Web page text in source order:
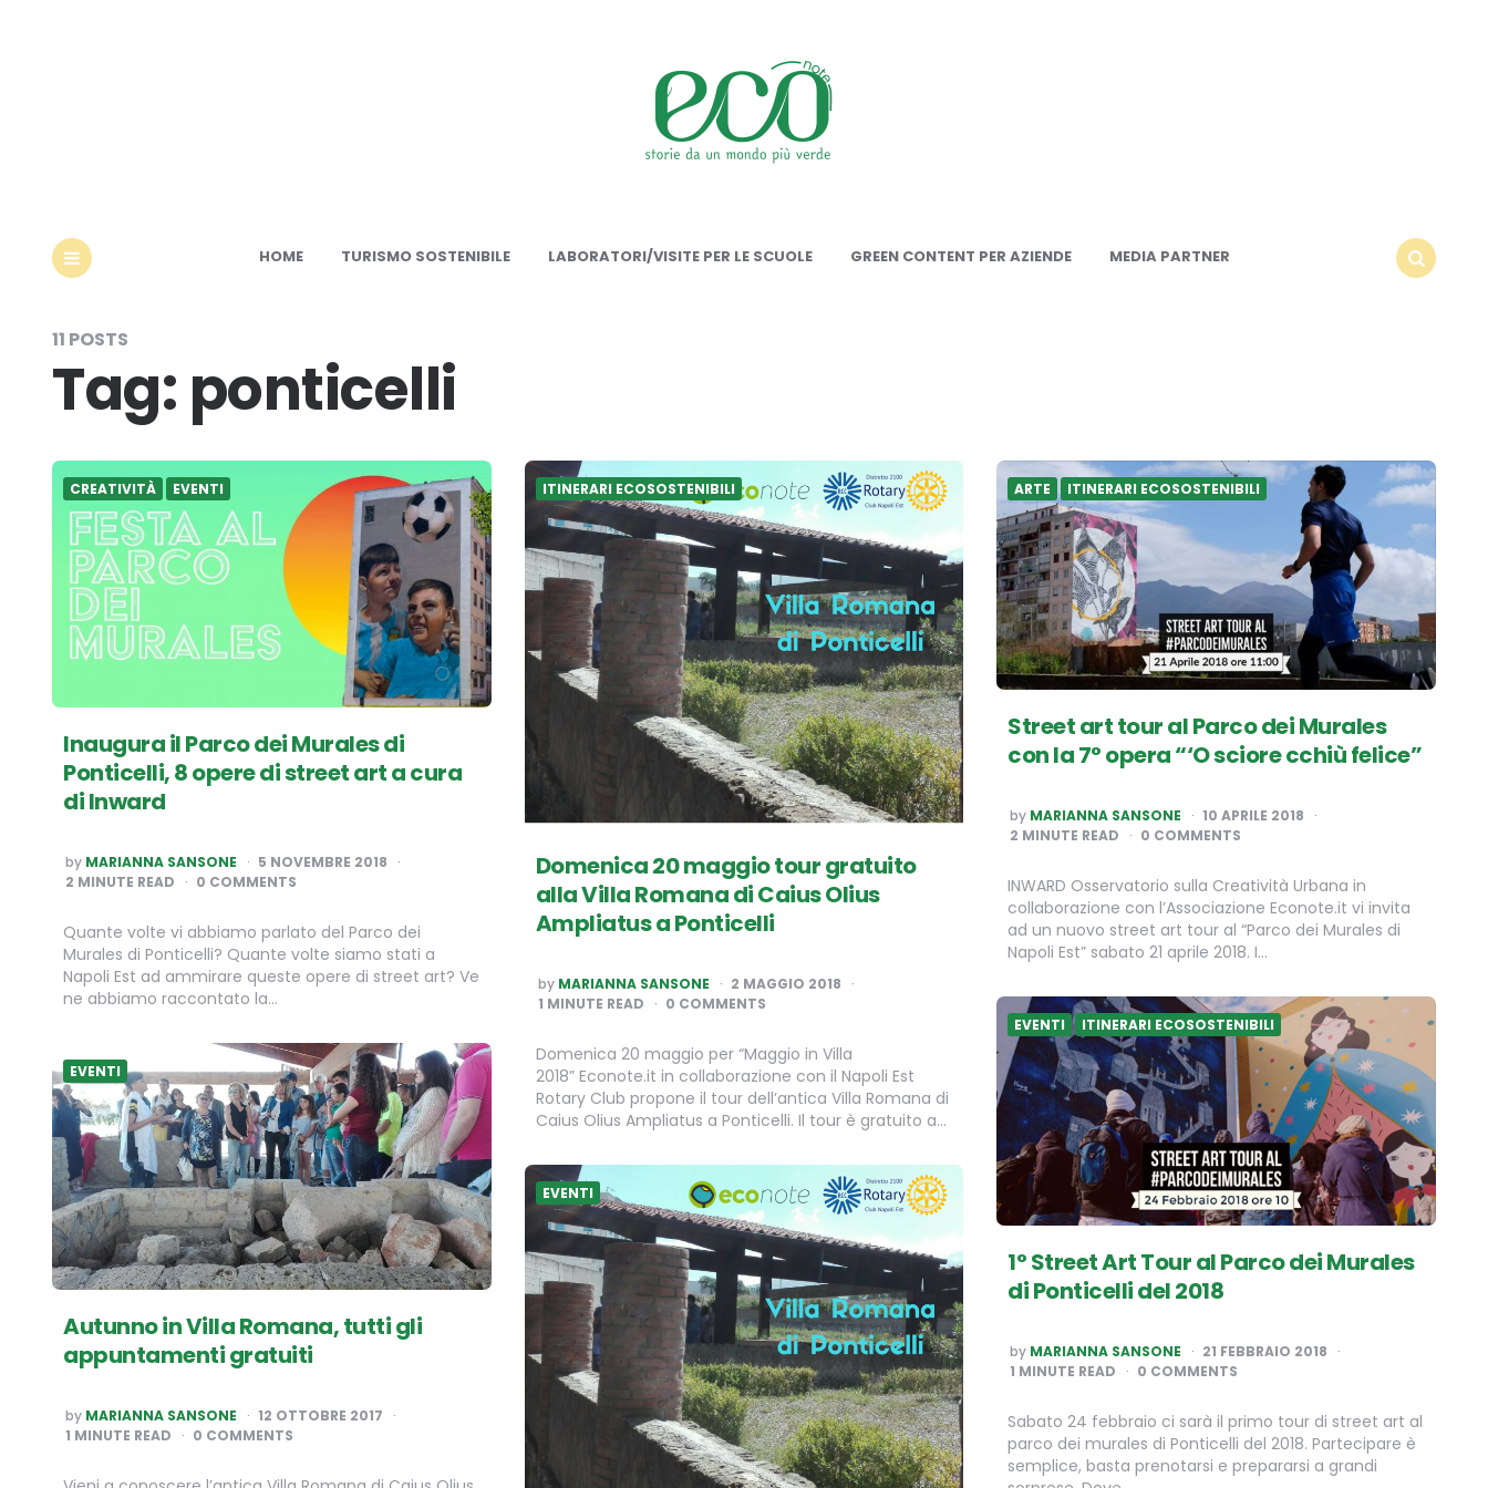
HOME TURISMO SOSTENIBILE LABORATORI/VISITE PER LE SCUOLE GREEN CONTENT PER AZIENDE
MEDIA PARTNER
11 POSTS
Tag: ponticelli
CREATIVITÀ EVENTI
Inaugura il Parco dei Murales di
Ponticelli, 8 opere di street art a cura
di Inward
POSTED
BY
by MARIANNA SANSONE
5 NOVEMBRE 2018
2 MINUTE READ 0 COMMENTS
Quante volte vi abbiamo parlato del Parco dei
Murales di Ponticelli? Quante volte siamo stati a
Napoli Est ad ammirare queste opere di street art? Ve
ne abbiamo raccontato la…
ITINERARI ECOSOSTENIBILI
Domenica 20 maggio tour gratuito
alla Villa Romana di Caius Olius
Ampliatus a Ponticelli
POSTED
BY
by MARIANNA SANSONE
2 MAGGIO 2018
1 MINUTE READ 0 COMMENTS
Domenica 20 maggio per “Maggio in Villa
2018” Econote.it in collaborazione con il Napoli Est
Rotary Club propone il tour dell’antica Villa Romana di
Caius Olius Ampliatus a Ponticelli. Il tour è gratuito a…
ARTE ITINERARI ECOSOSTENIBILI
Street art tour al Parco dei Murales
con la 7° opera “‘O sciore cchiù felice”
POSTED
BY
by MARIANNA SANSONE
10 APRILE 2018
2 MINUTE READ 0 COMMENTS
INWARD Osservatorio sulla Creatività Urbana in
collaborazione con l’Associazione Econote.it vi invita
ad un nuovo street art tour al “Parco dei Murales di
Napoli Est” sabato 21 aprile 2018. I…
EVENTI ITINERARI ECOSOSTENIBILI
1° Street Art Tour al Parco dei Murales
di Ponticelli del 2018
POSTED
BY
by MARIANNA SANSONE
21 FEBBRAIO 2018
1 MINUTE READ 0 COMMENTS
Sabato 24 febbraio ci sarà il primo tour di street art al
parco dei murales di Ponticelli del 2018. Partecipare è
semplice, basta prenotarsi e prepararsi a grandi
EVENTI
Autunno in Villa Romana, tutti gli
appuntamenti gratuiti
POSTED
BY
by MARIANNA SANSONE
12 OTTOBRE 2017
1 MINUTE READ 0 COMMENTS
EVENTI